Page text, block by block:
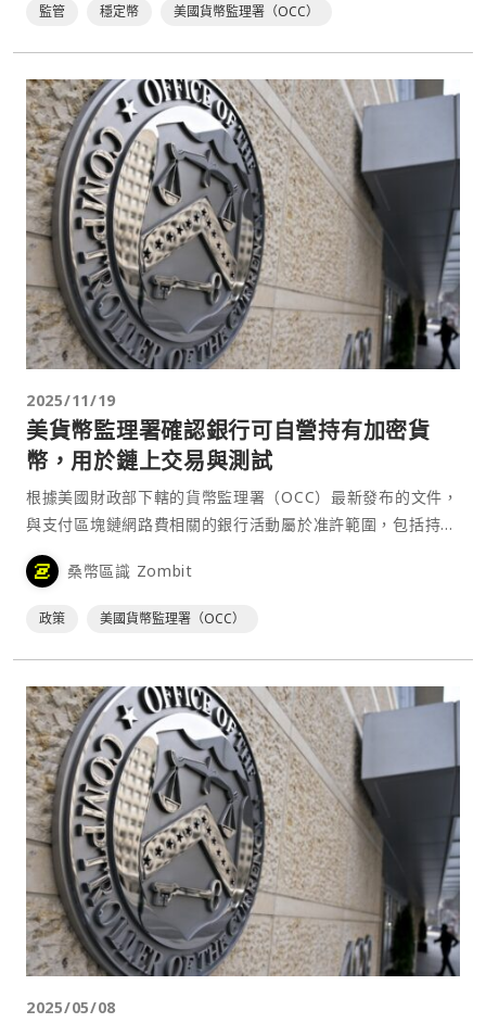
監管 穩定幣 美國貨幣監理署（OCC）
2025/11/19
美貨幣監理署確認銀行可自營持有加密貨
幣，用於鏈上交易與測試
根據美國財政部下轄的貨幣監理署（OCC）最新發布的文件，
與支付區塊鏈網路費相關的銀行活動屬於准許範圍，包括持有
桑幣區識 Zombit
政策 美國貨幣監理署（OCC）
2025/05/08